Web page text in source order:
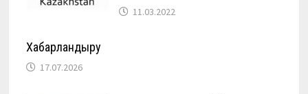
11.03.2022
Хабарландыру
17.07.2026